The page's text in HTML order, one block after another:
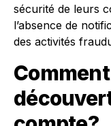
sécurité de leurs
l’absence de
des activités